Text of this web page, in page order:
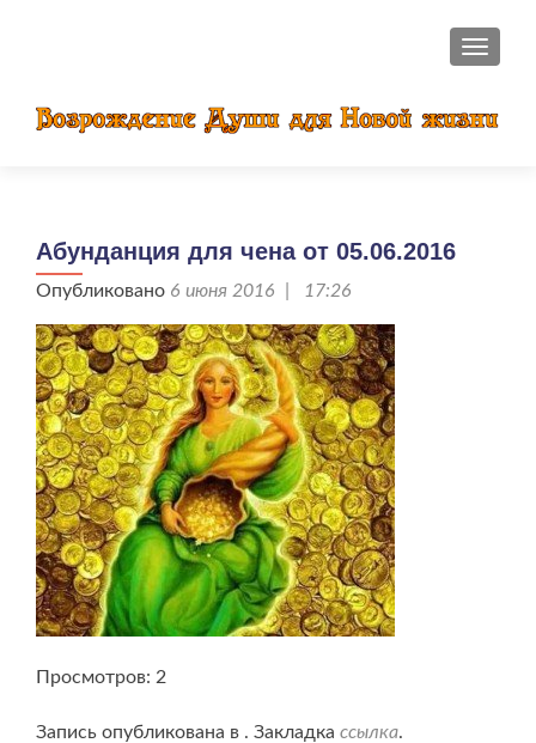
Абунданция для чена от 05.06.2016
Опубликовано 6 июня 2016 | 17:26
Просмотров: 2
Запись опубликована в . Закладка ссылка.